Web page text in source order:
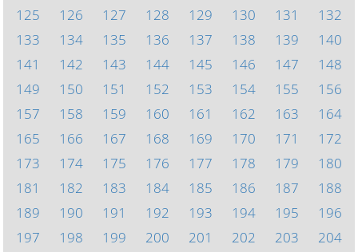
125
126 127 128 129 130 131
132
133
134 135 136 137 138 139
140
141
142 143 144 145 146 147
148
149
150 151 152 153 154 155
156
157
158 159 160 161 162 163
164
165
166 167 168 169 170 171
172
173
174 175 176 177 178 179
180
181
182 183 184 185 186 187
188
189
190 191 192 193 194 195
196
197
198 199 200 201 202 203
204